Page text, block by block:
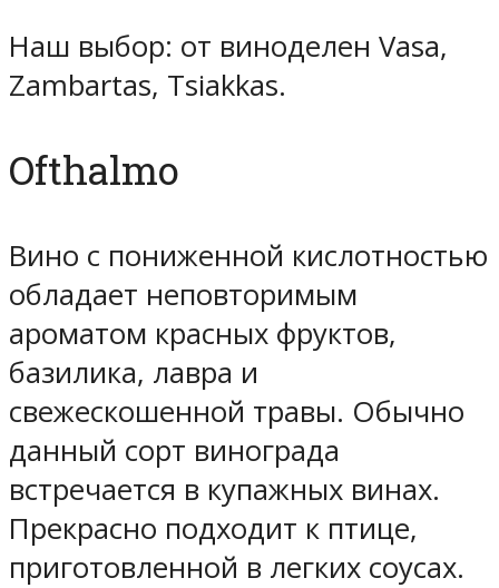
Наш выбор: от виноделен Vasa,
Zambartas, Tsiakkas.
Ofthalmo
Вино с пониженной кислотностью
обладает неповторимым
ароматом красных фруктов,
базилика, лавра и
свежескошенной травы. Обычно
данный сорт винограда
встречается в купажных винах.
Прекрасно подходит к птице,
приготовленной в легких соусах.